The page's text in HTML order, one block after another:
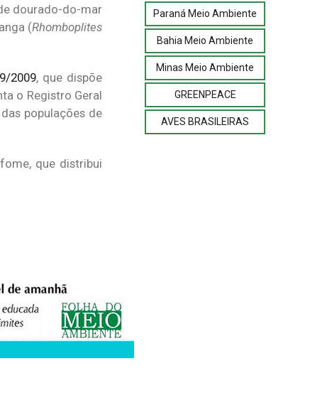
dourado-do-mar
(Rhomboplites
2009, que dispõe
o Registro Geral
populações de
que distribui
Paraná Meio Ambiente
Bahia Meio Ambiente
Minas Meio Ambiente
GREENPEACE
AVES BRASILEIRAS